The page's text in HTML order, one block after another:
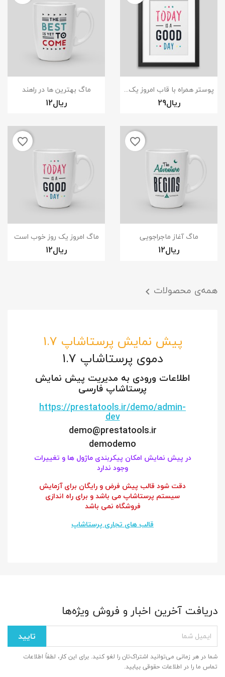
نمایش سریع
پوستر همراه با قاب امروز یک...
‎ریال29
نمایش سریع
ماگ بهترین ها در راهند
نمایش سریع
ماگ آغاز ماجراجویی
favorite_border
نمایش سریع
ماگ امروز یک روز خوب است
favorite_border
همه‌ی محصولات 
پیش نمایش پرستاشاپ 1.7
دموی پرستاشاپ 1.7
اطلاعات ورودی به مدیریت پیش نمایش
پرستاشاپ فارسی
https://prestatools.ir/demo/admin-
dev
demo@prestatools.ir
demodemo
در پیش نمایش امکان پیکربندی ماژول ها و تغییرات
وجود ندارد
دقت شود قالب پیش فرض و رایگان برای آزمایش
سیستم پرستاشاپ می باشد و برای راه اندازی
فروشگاه نمی باشد
قالب های تجاری پرستاشاپ
دریافت آخرین اخبار و فروش ویژه‌ها
شما در هر زمانی می‌توانید اشتراک‌تان را لغو کنید. برای این کار، لطفاً اطلاعات
تماس ما را در اطلاعات حقوقی بیابید.
ایجاد لیست علاقمندی‌ها ×
نام لیست علاقمندی‌ها